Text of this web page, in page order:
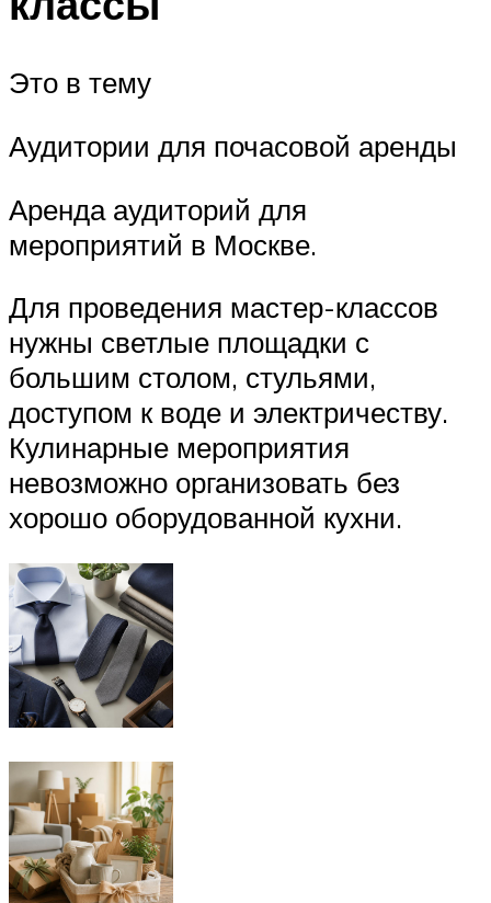
Это в тему
Аудитории для почасовой аренды
Аренда аудиторий для
мероприятий в Москве.
Для проведения мастер-классов
нужны светлые площадки с
большим столом, стульями,
доступом к воде и электричеству.
Кулинарные мероприятия
невозможно организовать без
хорошо оборудованной кухни.